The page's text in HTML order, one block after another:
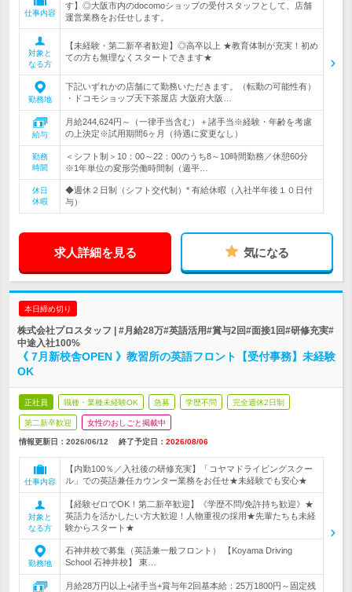
仕事内容
す】◎大阪市内のdocomoショップの受付スタッフとして、店舗
運営業務をお任せします。
対象と
なる方
【未経験・第二新卒者歓迎】◎高卒以上 ★教育体制が充実！初め
ての方も無理なくスタートできます★
勤務地
下記いずれかの店舗にて勤務いただきます。（転勤の可能性有）
・ドコモショップ天下茶屋店 大阪府大阪…
給与
月給244,624円～（一律手当含む）＋諸手当※経験・年齢を考慮
の上決定※試用期間6ヶ月（待遇に変更なし）
勤務
時間
＜シフト制＞10：00～22：00のうち8～10時間勤務／休憩60分
※1年単位の変形労働時間制（週平…
休日
休暇
◆週休２日制（シフト交代制）* 有給休暇（入社半年後１０日付
与）
求人詳細を見る 気になる
本日締め切り
株式会社プロスタッフ | #月給28万#英語活用#賞与2回#面接1回#研修充実#
中途入社100%
《 7月新校舎OPEN 》教習所の英語フロント【受付事務】未経験
OK
正社員 職種・業種未経験OK 急募 学歴不問 完全週休2日制
第二新卒歓迎 女性のおしごと掲載中
情報更新日：2026/06/12 終了予定日： 2026/08/06
仕事内容
【内勤100％／入社後の研修充実】「コヤマドライビングスクー
ル」での英語兼任カウンター業務をお任せ★未経験でも安心★
対象と
なる方
【経験ゼロでOK！第二新卒歓迎】《学歴不問/免許持ち歓迎》★
英語力を活かしたい方大歓迎！人物重視の採用★先輩たちも未経
験からスタート★
勤務地
石神井校で募集（英語兼一般フロント） 【Koyama Driving
School 石神井校】 東…
月給28万円以上+諸手当+賞与年2回基本給：25万1800円～固定残